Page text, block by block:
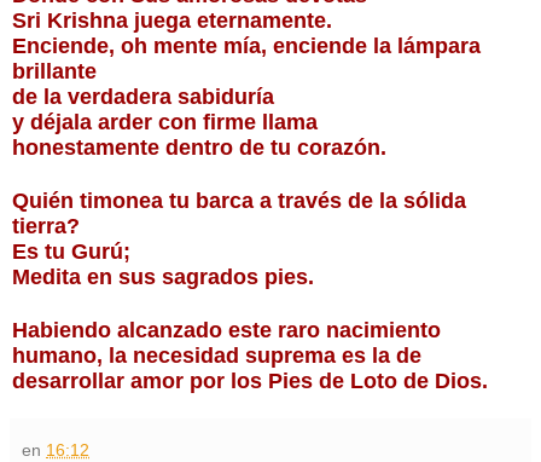
Sri Krishna juega eternamente.
Enciende, oh mente mía, enciende la lámpara
brillante
de la verdadera sabiduría
y déjala arder con firme llama
honestamente dentro de tu corazón.
Quién timonea tu barca a través de la sólida
tierra?
Es tu Gurú;
Medita en sus sagrados pies.
Habiendo alcanzado este raro nacimiento
humano, la necesidad suprema es la de
desarrollar amor por los Pies de Loto de Dios.
en 16:12